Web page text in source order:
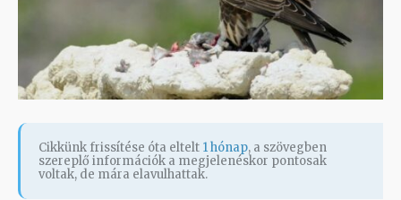
Cikkünk frissítése óta eltelt 1 hónap, a szövegben
szereplő információk a megjelenéskor pontosak
voltak, de mára elavulhattak.